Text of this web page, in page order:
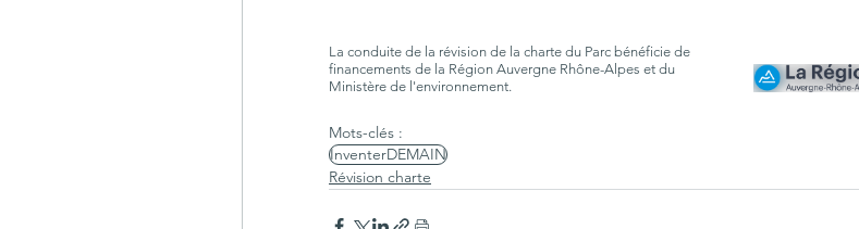
La conduite de la révision de la charte du Parc bénéficie de
financements de la Région Auvergne Rhône-Alpes et du
Ministère de l'environnement.
Mots-clés :
InventerDEMAIN
Révision charte